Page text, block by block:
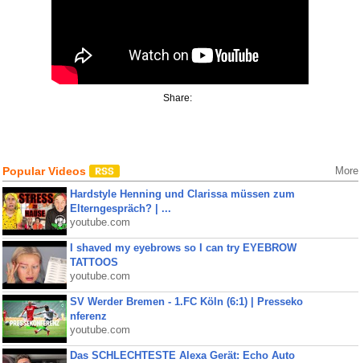
Share:
Popular Videos More
Hardstyle Henning und Clarissa müssen zum
Elterngespräch? | ...
youtube.com
I shaved my eyebrows so I can try EYEBROW
TATTOOS
youtube.com
SV Werder Bremen - 1.FC Köln (6:1) | Presseko
nferenz
youtube.com
Das SCHLECHTESTE Alexa Gerät: Echo Auto